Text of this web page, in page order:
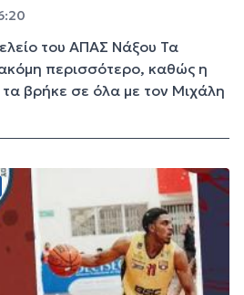
του ΑΠΑΣ Νάξου Τα
περισσότερο, καθώς η
βρήκε σε όλα με τον Μιχάλη